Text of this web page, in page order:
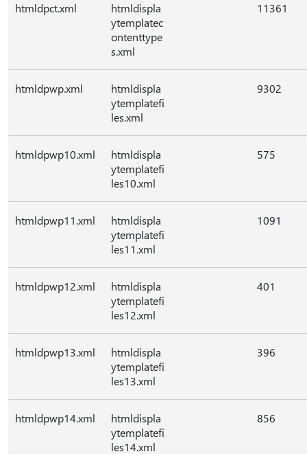
htmldpct.xml
htmldispla
ytemplatec
ontenttype
s.xml
11361
htmldpwp.xml
htmldispla
ytemplatefi
les.xml
9302
htmldpwp10.xml
htmldispla
ytemplatefi
les10.xml
575
htmldpwp11.xml
htmldispla
ytemplatefi
les11.xml
1091
htmldpwp12.xml
htmldispla
ytemplatefi
les12.xml
401
htmldpwp13.xml
htmldispla
ytemplatefi
les13.xml
396
htmldpwp14.xml
htmldispla
ytemplatefi
les14.xml
856